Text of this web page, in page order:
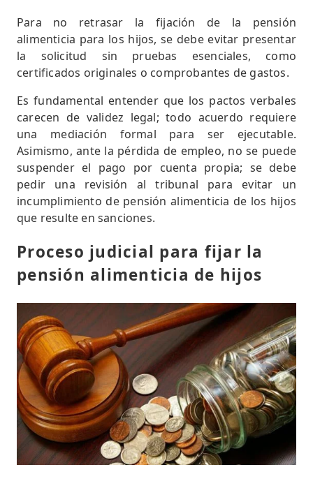
Para no retrasar la fijación de la pensión
alimenticia para los hijos, se debe evitar presentar
la solicitud sin pruebas esenciales, como
certificados originales o comprobantes de gastos.
Es fundamental entender que los pactos verbales
carecen de validez legal; todo acuerdo requiere
una mediación formal para ser ejecutable.
Asimismo, ante la pérdida de empleo, no se puede
suspender el pago por cuenta propia; se debe
pedir una revisión al tribunal para evitar un
incumplimiento de pensión alimenticia de los hijos
que resulte en sanciones.
Proceso judicial para fijar la
pensión alimenticia de hijos